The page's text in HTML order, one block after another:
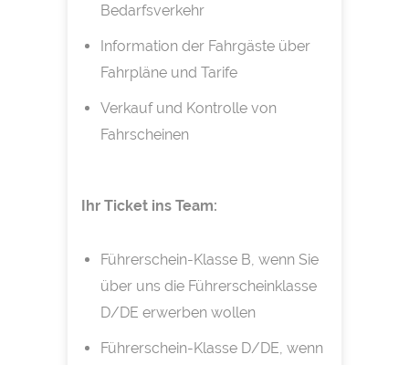
Bedarfsverkehr
Information der Fahrgäste über
Fahrpläne und Tarife
Verkauf und Kontrolle von
Fahrscheinen
Ihr Ticket ins Team:
Führerschein-Klasse B, wenn Sie
über uns die Führerscheinklasse
D/DE erwerben wollen
Führerschein-Klasse D/DE, wenn